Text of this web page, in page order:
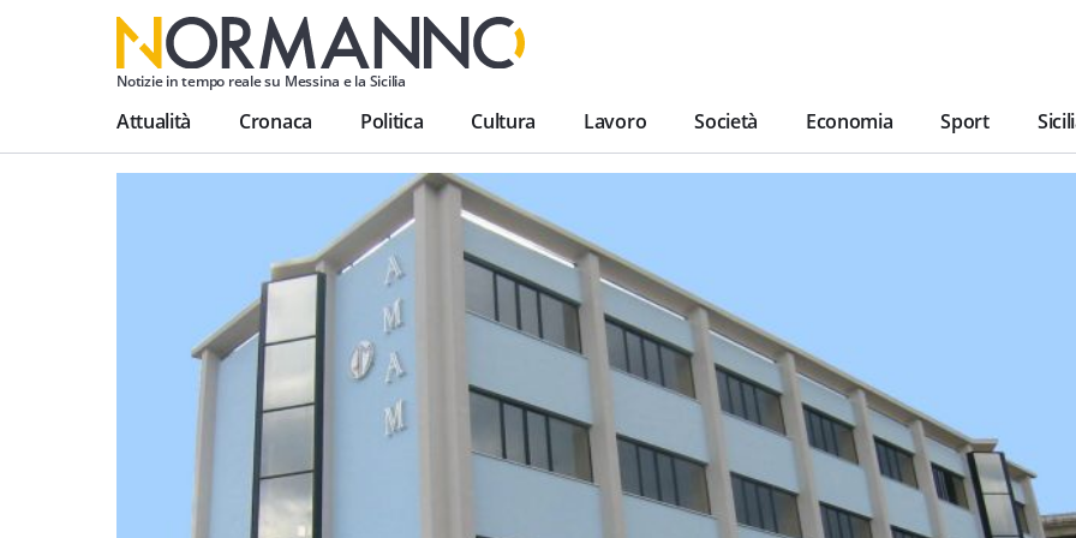
Notizie in tempo reale su Messina e la Sicilia
Attualità Cronaca Politica Cultura Lavoro Società Economia Sport